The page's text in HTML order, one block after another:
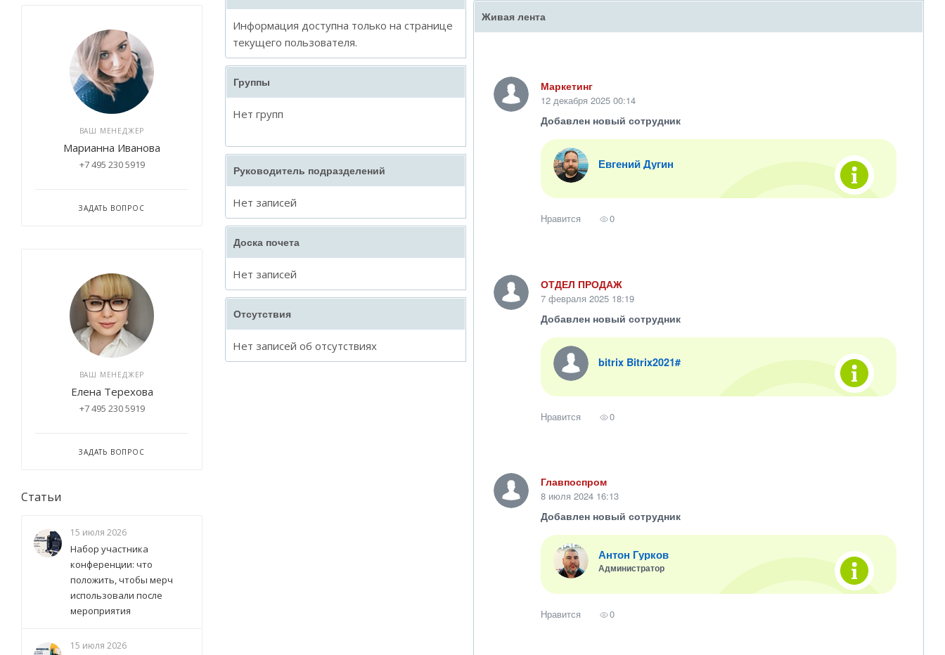
Информация доступна только на странице
текущего пользователя.
Группы
Нет групп
Руководитель подразделений
Нет записей
Доска почета
Нет записей
Отсутствия
Нет записей об отсутствиях
Живая лента
Маркетинг
12 декабря 2025 00:14
Добавлен новый сотрудник
Евгений Дугин
Нравится 0
ОТДЕЛ ПРОДАЖ
7 февраля 2025 18:19
Добавлен новый сотрудник
bitrix Bitrix2021#
Нравится 0
Главпоспром
8 июля 2024 16:13
Добавлен новый сотрудник
Антон Гурков
Администратор
Нравится 0
ВАШ МЕНЕДЖЕР
Марианна Иванова
+7 495 230 5919
ЗАДАТЬ ВОПРОС
ВАШ МЕНЕДЖЕР
Елена Терехова
+7 495 230 5919
ЗАДАТЬ ВОПРОС
Статьи
15 июля 2026
Набор участника
конференции: что
положить, чтобы мерч
использовали после
мероприятия
15 июля 2026